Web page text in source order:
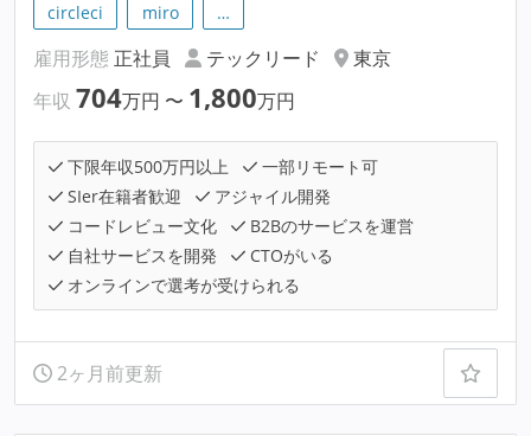
circleci
miro …
雇用形態 正社員 テックリード
東京
年収 704万円 〜 1,800万円
下限年収500万円以上
一部リモート可
SIer在籍者歓迎
アジャイル開発
コードレビュー文化
B2Bのサービスを運営
自社サービスを開発
CTOがいる
オンラインで選考が受けられる
2ヶ月前更新